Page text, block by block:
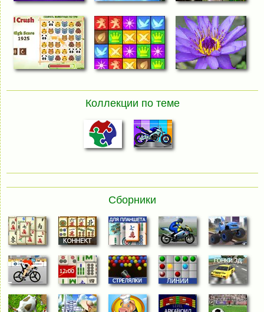
Коллекции по теме
Сборники